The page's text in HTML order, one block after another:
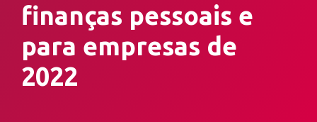
finanças pessoais e
para empresas de
2022